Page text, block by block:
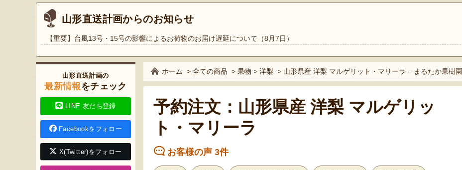
山形直送計画からのお知らせ
【重要】台風13号・15号の影響によるお荷物のお届け遅延について（8月7日）
ホーム > 全ての商品 > 果物 > 洋梨 > 山形県産 洋梨 マルゲリット・マリーラ – まるたか果樹園
予約注文：山形県産 洋梨 マルゲリッ
ト・マリーラ
お客様の声 3件
山形直送計画の
最新情報をチェック
LINE 友だち登録
Facebookをフォロー
X(Twitter)をフォロー